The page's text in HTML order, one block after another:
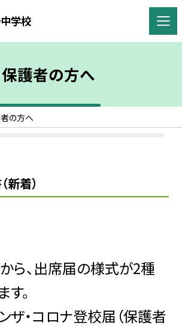
学校
保護者の方へ
の方へ
新着）
ら、出席届の様式が2種
。
ザ・コロナ登校届（保護者